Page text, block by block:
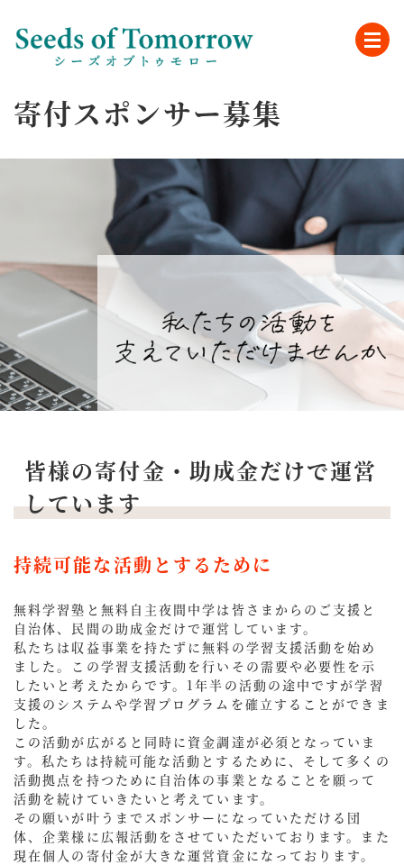
寄付スポンサー募集
皆様の寄付金・助成金だけで運営
しています
持続可能な活動とするために
無料学習塾と無料自主夜間中学は皆さまからのご支援と
自治体、民間の助成金だけで運営しています。
私たちは収益事業を持たずに無料の学習支援活動を始め
ました。この学習支援活動を行いその需要や必要性を示
したいと考えたからです。1年半の活動の途中ですが学習
支援のシステムや学習プログラムを確立することができま
した。
この活動が広がると同時に資金調達が必須となっていま
す。私たちは持続可能な活動とするために、そして多くの
活動拠点を持つために自治体の事業となることを願って
活動を続けていきたいと考えています。
その願いが叶うまでスポンサーになっていただける団
体、企業様に広報活動をさせていただいております。また
現在個人の寄付金が大きな運営資金になっております。